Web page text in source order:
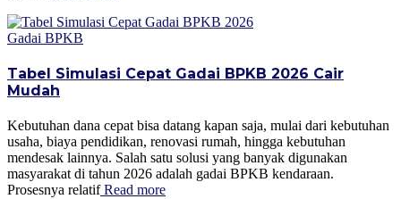
Gadai BPKB
Tabel Simulasi Cepat Gadai BPKB 2026 Cair
Mudah
Kebutuhan dana cepat bisa datang kapan saja, mulai dari kebutuhan
usaha, biaya pendidikan, renovasi rumah, hingga kebutuhan
mendesak lainnya. Salah satu solusi yang banyak digunakan
masyarakat di tahun 2026 adalah gadai BPKB kendaraan.
Prosesnya relatifRead more